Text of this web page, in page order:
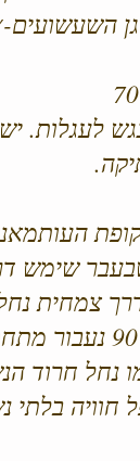
לעגלות.
שימש
צמחית
נחל חרוד
חוויה בלתי